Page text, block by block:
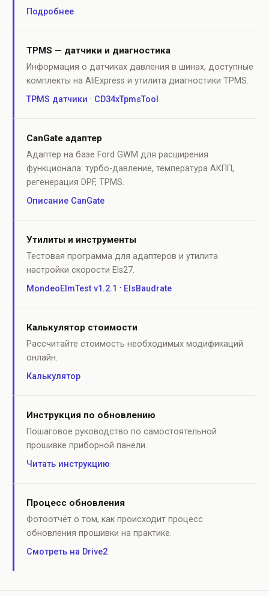
Подробнее
TPMS — датчики и диагностика
Информация о датчиках давления в шинах, доступные
комплекты на AliExpress и утилита диагностики TPMS.
TPMS датчики · CD34xTpmsTool
CanGate адаптер
Адаптер на базе Ford GWM для расширения
функционала: турбо-давление, температура АКПП,
регенерация DPF, TPMS.
Описание CanGate
Утилиты и инструменты
Тестовая программа для адаптеров и утилита
настройки скорости Els27.
MondeoElmTest v1.2.1 · ElsBaudrate
Калькулятор стоимости
Рассчитайте стоимость необходимых модификаций
онлайн.
Калькулятор
Инструкция по обновлению
Пошаговое руководство по самостоятельной
прошивке приборной панели.
Читать инструкцию
Процесс обновления
Фотоотчёт о том, как происходит процесс
обновления прошивки на практике.
Смотреть на Drive2